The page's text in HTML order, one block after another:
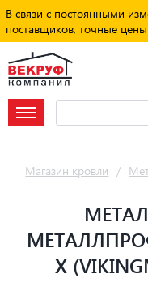
В связи с постоянными
поставщиков, точные
Магазин кровли /
X